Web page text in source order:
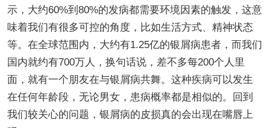
示，大约60%到80%的发病都需要环境因素的触发，这意
味着我们有很多可控的角度，比如生活方式、精神状态
等。在全球范围内，大约有1.25亿的银屑病患者，而我们
国内就约有700万人，换句话说，差不多每200个人里
面，就有一个朋友在与银屑病共舞。这种疾病可以发生
在任何年龄段，无论男女，患病概率都是相似的。回到
我们较关心的问题，银屑病的皮损真的会出现在嘴唇上